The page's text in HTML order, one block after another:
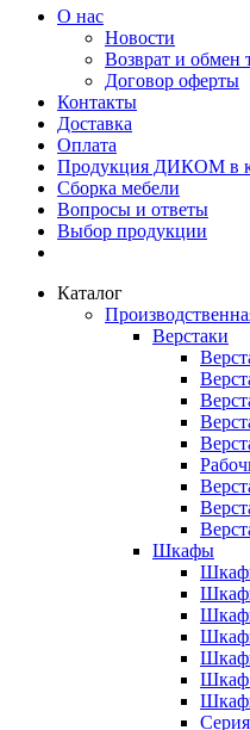
О нас
Новости
Возврат и обмен
Договор оферты
Контакты
Доставка
Оплата
Продукция ДИКОМ в
Сборка мебели
Вопросы и ответы
Выбор продукции
Каталог
Верстаки
Шкафы